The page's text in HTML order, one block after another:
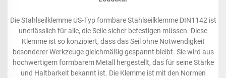
Die Stahlseilklemme US-Typ formbare Stahlseilklemme DIN1142 ist
unerlässlich für alle, die Seile sicher befestigen müssen. Diese
Klemme ist so konzipiert, dass das Seil ohne Notwendigkeit
besonderer Werkzeuge gleichmäßig gespannt bleibt. Sie wird aus
hochwertigem formbarem Metall hergestellt, das für seine Stärke
und Haltbarkeit bekannt ist. Die Klemme ist mit den Normen